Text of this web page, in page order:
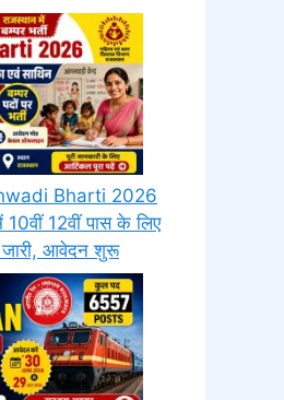
Bharti 2026
12वीं पास के लिए
जारी, आवेदन शुरू